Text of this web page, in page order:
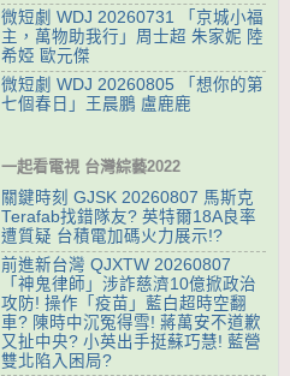
微短劇 WDJ 20260731 「京城小福
主，萬物助我行」周士超 朱家妮 陸
希婭 歐元傑
微短劇 WDJ 20260805 「想你的第
七個春日」王晨鵬 盧鹿鹿
一起看電視 台灣綜藝2022
關鍵時刻 GJSK 20260807 馬斯克
Terafab找錯隊友? 英特爾18A良率
遭質疑 台積電加碼火力展示!?
前進新台灣 QJXTW 20260807
「神鬼律師」涉詐慈濟10億掀政治
攻防! 操作「疫苗」藍白超時空翻
車? 陳時中沉冤得雪! 蔣萬安不道歉
又扯中央? 小英出手挺蘇巧慧! 藍營
雙北陷入困局?